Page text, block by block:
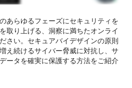
覧になるには、ご登録をお願いし
ます
あらゆるフェーズにセキュリティを
取り上げる、洞察に満ちたオンライ
さい。セキュアバイデザインの原則
え続けるサイバー脅威に対抗し、サ
ータを確実に保護する方法をご紹介